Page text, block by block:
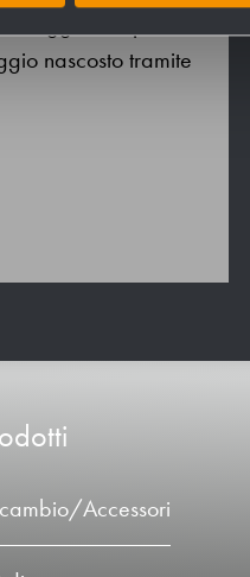
a 6 punti,
nascosto tramite
Accessori